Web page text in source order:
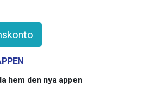
hem den nya appen